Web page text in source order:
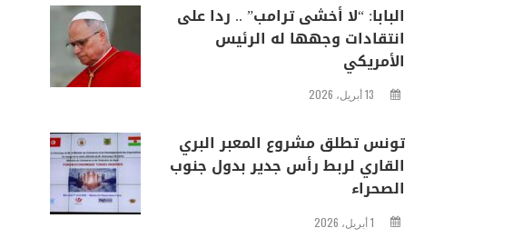
البابا: “لا أخشى ترامب” .. ردا على
انتقادات وجهها له الرئيس
الأمريكي
13 أبريل، 2026
تونس تطلق مشروع المعبر البري
القاري لربط رأس جدير بدول جنوب
الصحراء
1 أبريل، 2026